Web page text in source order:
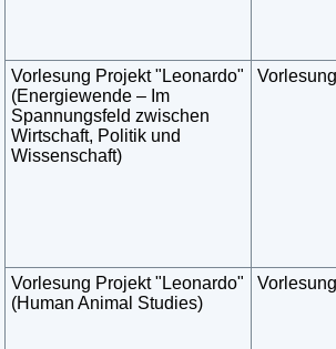
Vorlesung Projekt "Leonardo"
(Energiewende – Im
Spannungsfeld zwischen
Wirtschaft, Politik und
Wissenschaft)
Vorlesung
Vorlesung Projekt "Leonardo"
(Human Animal Studies)
Vorlesung